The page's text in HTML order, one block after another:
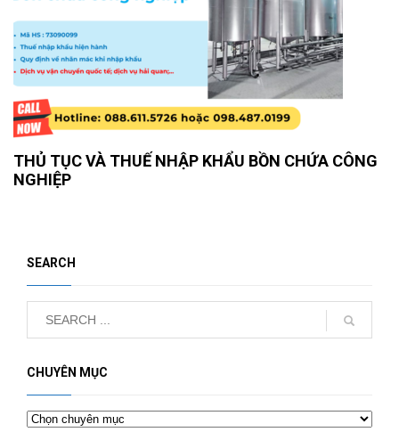
THỦ TỤC VÀ THUẾ NHẬP KHẨU BỒN CHỨA CÔNG
NGHIỆP
SEARCH
CHUYÊN MỤC
Chuyên